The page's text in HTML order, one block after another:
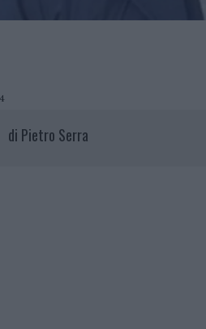
di Pietro Serra